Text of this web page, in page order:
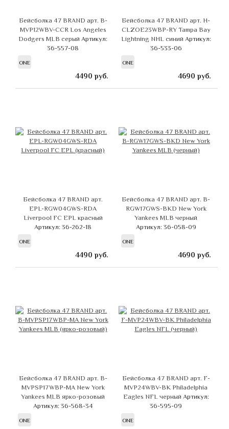
Бейсболка 47 BRAND арт. B-
MVP12WBV-CCR Los Angeles
Dodgers MLB серыйАртикул:
36-557-08
ONE
4490 руб.
Бейсболка 47 BRAND арт. H-
CLZOE23WBP-RY Tampa Bay
Lightning NHL синий Артикул:
36-533-06
ONE
4690 руб.
Бейсболка 47 BRAND арт.
EPL-RGW04GWS-RDA
Liverpool FC EPL красный
Артикул: 36-262-18
ONE
4490 руб.
Бейсболка 47 BRAND арт. B-
RGW17GWS-BKD New York
Yankees MLB черный
Артикул: 36-058-09
ONE
4690 руб.
Бейсболка 47 BRAND арт. B-
MVPSP17WBP-MA New York
Yankees MLB ярко-розовый
Артикул: 36-568-34
ONE
Бейсболка 47 BRAND арт. F-
MVP24WBV-BK Philadelphia
Eagles NFL черный Артикул:
36-595-09
ONE